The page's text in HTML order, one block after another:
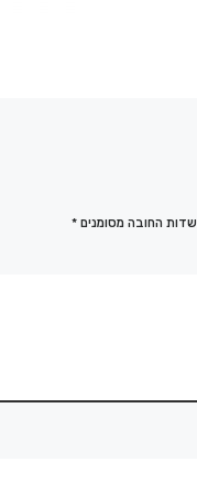
שדות החובה מסומנים*